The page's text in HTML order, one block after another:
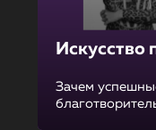
Искусство
Зачем